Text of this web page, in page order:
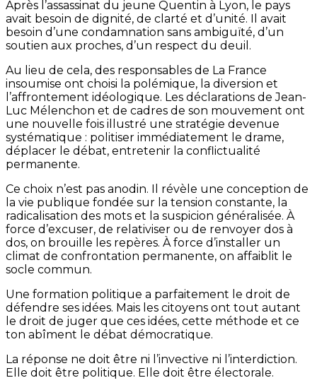
Après l’assassinat du jeune Quentin à Lyon, le pays
avait besoin de dignité, de clarté et d’unité. Il avait
besoin d’une condamnation sans ambiguïté, d’un
soutien aux proches, d’un respect du deuil.
Au lieu de cela, des responsables de La France
insoumise ont choisi la polémique, la diversion et
l’affrontement idéologique. Les déclarations de Jean-
Luc Mélenchon et de cadres de son mouvement ont
une nouvelle fois illustré une stratégie devenue
systématique : politiser immédiatement le drame,
déplacer le débat, entretenir la conflictualité
permanente.
Ce choix n’est pas anodin. Il révèle une conception de
la vie publique fondée sur la tension constante, la
radicalisation des mots et la suspicion généralisée. À
force d’excuser, de relativiser ou de renvoyer dos à
dos, on brouille les repères. À force d’installer un
climat de confrontation permanente, on affaiblit le
socle commun.
Une formation politique a parfaitement le droit de
défendre ses idées. Mais les citoyens ont tout autant
le droit de juger que ces idées, cette méthode et ce
ton abîment le débat démocratique.
La réponse ne doit être ni l’invective ni l’interdiction.
Elle doit être politique. Elle doit être électorale.